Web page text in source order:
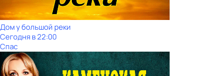
Дом у большой реки
Сегодня в 22:00
Спас